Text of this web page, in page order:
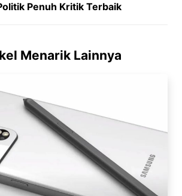
Penuh Kritik Terbaik
Menarik Lainnya